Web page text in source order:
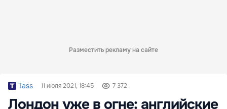
Разместить рекламу на сайте
Tass 11 июля 2021, 18:45 7 372
Лондон уже в огне: английские